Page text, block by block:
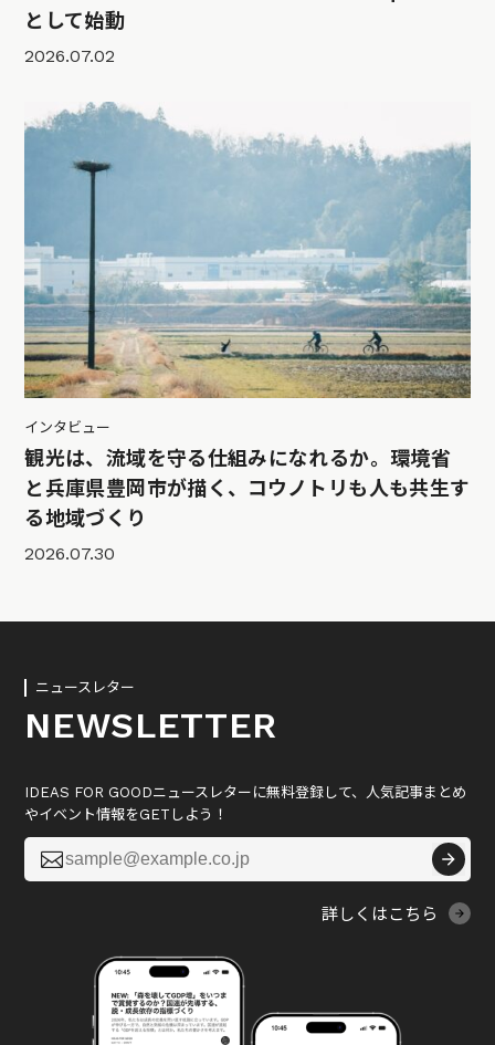
として始動
2026.07.02
インタビュー
観光は、流域を守る仕組みになれるか。環境省
と兵庫県豊岡市が描く、コウノトリも人も共生す
る地域づくり
2026.07.30
ニュースレター
NEWSLETTER
IDEAS FOR GOODニュースレターに無料登録して、人気記事まとめ
やイベント情報をGETしよう！

詳しくはこちら